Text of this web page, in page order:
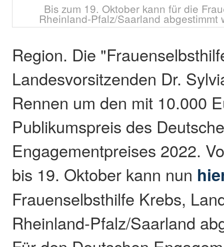
Bis zum 19. Oktober kann für die
Rheinland-Pfalz/Saarland abgestimmt
Region. Die
Landesvorsitzenden Dr.
Rennen um den mit 10.000
Publikumspreis des
Engagementpreises 2022.
bis 19. Oktober kann nun
Frauenselbsthilfe Krebs,
Rheinland-Pfalz/Saarland